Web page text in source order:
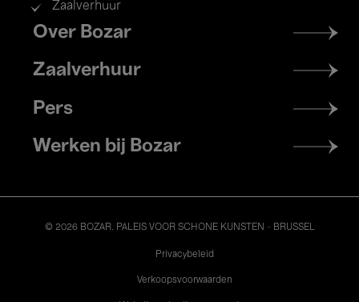
Zaalverhuur
Footer
menu
Over Bozar
Zaalverhuur
Pers
Werken bij Bozar
© 2026 BOZAR. PALEIS VOOR SCHONE KUNSTEN - BRUSSEL
Privacybeleid
Verkoopsvoorwaarden